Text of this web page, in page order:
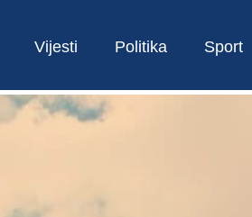
Vijesti Politika Sport